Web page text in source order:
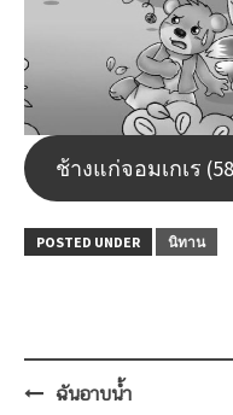
ช้างแก่จอมเกเร
POSTED UNDER นิทาน
Postฉันอาบน้ำ